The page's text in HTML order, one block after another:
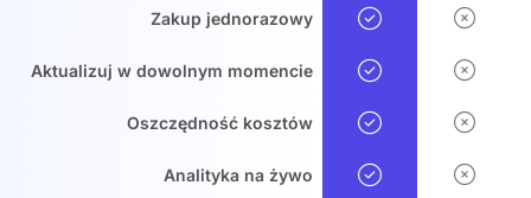
Zakup jednorazowy
Aktualizuj w dowolnym momencie
Oszczędność kosztów
Analityka na żywo